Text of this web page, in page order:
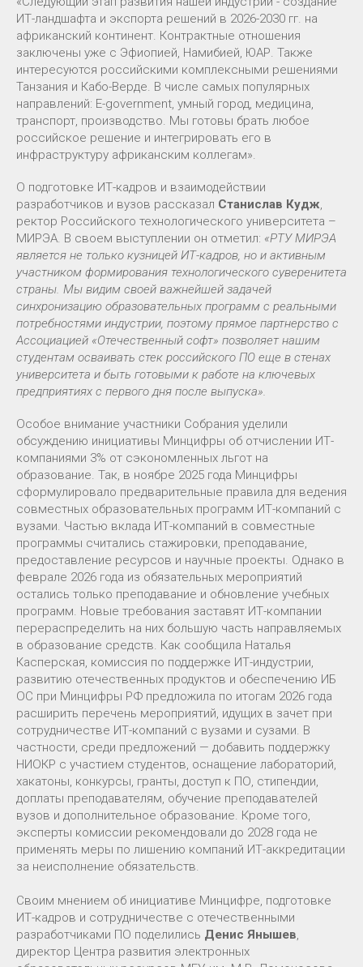
ИТ-ландшафта и экспорта решений в 2026-2030 гг. на
африканский континент. Контрактные отношения
заключены уже с Эфиопией, Намибией, ЮАР. Также
интересуются российскими комплексными решениями
Танзания и Кабо-Верде. В числе самых популярных
направлений: E-government, умный город, медицина,
транспорт, производство. Мы готовы брать любое
российское решение и интегрировать его в
инфраструктуру африканским коллегам».
О подготовке ИТ-кадров и взаимодействии
разработчиков и вузов рассказал Станислав Кудж,
ректор Российского технологического университета –
МИРЭА. В своем выступлении он отметил: «РТУ МИРЭА
является не только кузницей ИТ-кадров, но и активным
участником формирования технологического суверенитета
страны. Мы видим своей важнейшей задачей
синхронизацию образовательных программ с реальными
потребностями индустрии, поэтому прямое партнерство с
Ассоциацией «Отечественный софт» позволяет нашим
студентам осваивать стек российского ПО еще в стенах
университета и быть готовыми к работе на ключевых
предприятиях с первого дня после выпуска».
Особое внимание участники Собрания уделили
обсуждению инициативы Минцифры об отчислении ИТ-
компаниями 3% от сэкономленных льгот на
образование. Так, в ноябре 2025 года Минцифры
сформулировало предварительные правила для ведения
совместных образовательных программ ИТ-компаний с
вузами. Частью вклада ИТ-компаний в совместные
программы считались стажировки, преподавание,
предоставление ресурсов и научные проекты. Однако в
феврале 2026 года из обязательных мероприятий
остались только преподавание и обновление учебных
программ. Новые требования заставят ИТ-компании
перераспределить на них большую часть направляемых
в образование средств. Как сообщила Наталья
Касперская, комиссия по поддержке ИТ-индустрии,
развитию отечественных продуктов и обеспечению ИБ
ОС при Минцифры РФ предложила по итогам 2026 года
расширить перечень мероприятий, идущих в зачет при
сотрудничестве ИТ-компаний с вузами и сузами. В
частности, среди предложений — добавить поддержку
НИОКР с участием студентов, оснащение лабораторий,
хакатоны, конкурсы, гранты, доступ к ПО, стипендии,
доплаты преподавателям, обучение преподавателей
вузов и дополнительное образование. Кроме того,
эксперты комиссии рекомендовали до 2028 года не
применять меры по лишению компаний ИТ-аккредитации
за неисполнение обязательств.
Своим мнением об инициативе Минцифре, подготовке
ИТ-кадров и сотрудничестве с отечественными
разработчиками ПО поделились Денис Янышев,
директор Центра развития электронных